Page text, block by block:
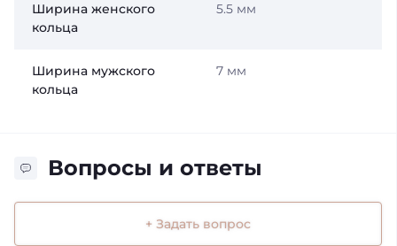
Ширина женского
кольца
5.5 мм
Ширина мужского
кольца
7 мм
Вопросы и ответы
+ Задать вопрос